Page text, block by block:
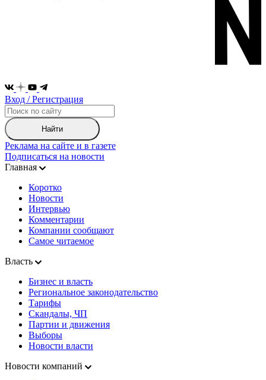
Вход / Регистрация
Найти
Реклама на сайте и в газете
Подписаться на новости
Главная
Коротко
Новости
Интервью
Комментарии
Компании сообщают
Самое читаемое
Власть
Бизнес и власть
Региональное законодательство
Тарифы
Скандалы, ЧП
Партии и движения
Выборы
Новости власти
Новости компаний